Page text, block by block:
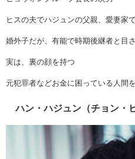
ヒスの夫でハジュンの父親、愛妻家
婚外子だが、有能で時期後継者と目
実は、裏の顔を持つ
元犯罪者などお金に困っている人間
ハン・ハジュン（チョン・